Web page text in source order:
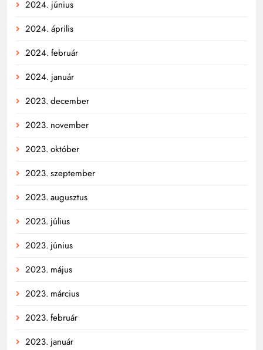
2024. június
2024. április
2024. február
2024. január
2023. december
2023. november
2023. október
2023. szeptember
2023. augusztus
2023. július
2023. június
2023. május
2023. március
2023. február
2023. január